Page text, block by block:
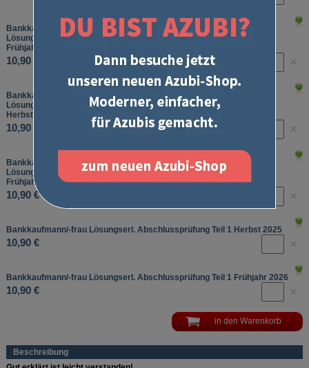
Bankkaufmann/Bankkauffrau
Lösungserläuterungen Abschlussprüfung Teil 1
Frühjahr 2024
10,90 €
Bankkaufmann/Bankkauffrau
Lösungserläuterungen Abschlussprüfung Teil 1
Herbst 2024
10,90 €
Bankkaufmann/Bankkauffrau
Lösungserläuterungen Abschlussprüfung Teil 1
Frühjahr 2025
10,90 €
Bankkaufmann/-frau Lösungserl. Abschlussprüfung Teil 1 Herbst 2025
10,90 €
Bankkaufmann/-frau Lösungserl. Abschlussprüfung Teil 1 Frühjahr 2026
10,90 €
Beschreibung